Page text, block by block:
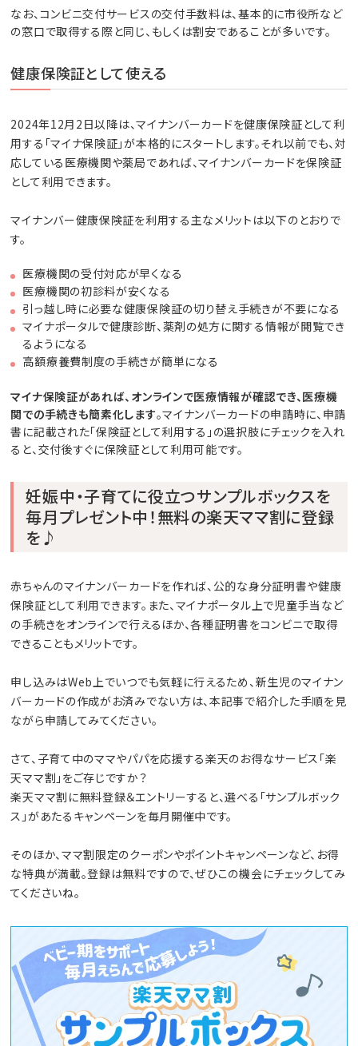
なお、コンビニ交付サービスの交付手数料は、基本的に市役所など
の窓口で取得する際と同じ、もしくは割安であることが多いです。
健康保険証として使える
2024年12月2日以降は、マイナンバーカードを健康保険証として利
用する「マイナ保険証」が本格的にスタートします。それ以前でも、対
応している医療機関や薬局であれば、マイナンバーカードを保険証
として利用できます。
マイナンバー健康保険証を利用する主なメリットは以下のとおりで
す。
医療機関の受付対応が早くなる
医療機関の初診料が安くなる
引っ越し時に必要な健康保険証の切り替え手続きが不要になる
マイナポータルで健康診断、薬剤の処方に関する情報が閲覧でき
るようになる
高額療養費制度の手続きが簡単になる
マイナ保険証があれば、オンラインで医療情報が確認でき、医療機
関での手続きも簡素化します。マイナンバーカードの申請時に、申請
書に記載された「保険証として利用する」の選択肢にチェックを入れ
ると、交付後すぐに保険証として利用可能です。
妊娠中・子育てに役立つサンプルボックスを
毎月プレゼント中！無料の楽天ママ割に登録
を♪
赤ちゃんのマイナンバーカードを作れば、公的な身分証明書や健康
保険証として利用できます。また、マイナポータル上で児童手当など
の手続きをオンラインで行えるほか、各種証明書をコンビニで取得
できることもメリットです。
申し込みはWeb上でいつでも気軽に行えるため、新生児のマイナン
バーカードの作成がお済みでない方は、本記事で紹介した手順を見
ながら申請してみてください。
さて、子育て中のママやパパを応援する楽天のお得なサービス「楽
天ママ割」をご存じですか？
楽天ママ割に無料登録＆エントリーすると、選べる「サンプルボック
ス」があたるキャンペーンを毎月開催中です。
そのほか、ママ割限定のクーポンやポイントキャンペーンなど、お得
な特典が満載。登録は無料ですので、ぜひこの機会にチェックしてみ
てくださいね。